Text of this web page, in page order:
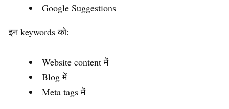
Google Suggestions
इन keywords को:
Website content में
Blog में
Meta tags में